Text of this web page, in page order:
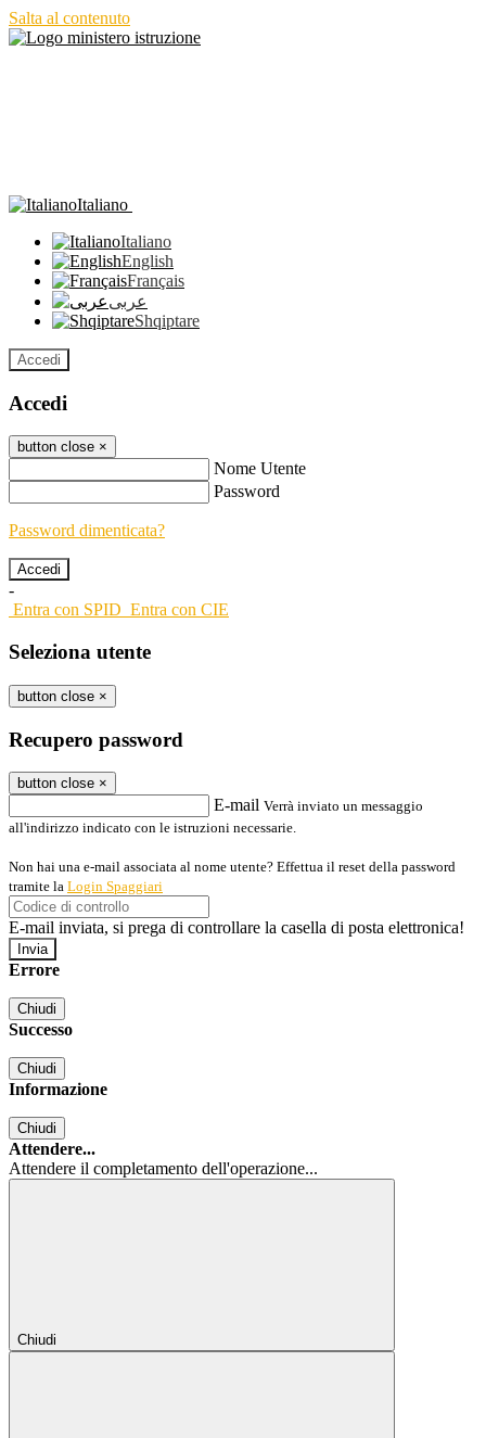
Salta al contenuto
Italiano
Italiano
English
Français
عربى
Shqiptare
Accedi
Accedi
button close ×
Nome Utente
Password
Password dimenticata?
-
Entra con SPID Entra con CIE
Seleziona utente
button close ×
Recupero password
button close ×
E-mail Verrà inviato un messaggio
all'indirizzo indicato con le istruzioni necessarie.
Non hai una e-mail associata al nome utente? Effettua il reset della password
tramite la Login Spaggiari
E-mail inviata, si prega di controllare la casella di posta elettronica!
Errore
Chiudi
Successo
Chiudi
Informazione
Chiudi
Attendere...
Attendere il completamento dell'operazione...
Chiudi